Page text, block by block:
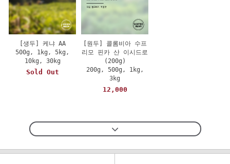
[생두] 케냐 AA
500g, 1kg, 5kg,
10kg, 30kg
Sold Out
[원두] 콜롬비아 수프
리모 핀카 산 이시드로
(200g)
200g, 500g, 1kg,
3kg
12,000